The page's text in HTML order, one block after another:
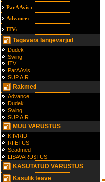
ParAAvis :
Advance:
ITV:
Tagavara langevarjud
:Dudek
:Swing
:ITV
:ParAAvis
:SUP AIR
Rakmed
:Advance
:Dudek
:Swing
:SUP AIR
MUU VARUSTUS
:KIIVRID
:RIIETUS
:Seadmed
:LISAVARUSTUS
KASUTATUD VARUSTUS
Kasulik teave